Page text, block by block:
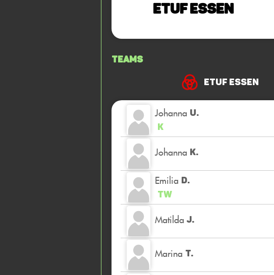
ETUF Essen
Teams
ETUF Essen
Johanna U.
K
Johanna K.
Emilia D.
TW
Matilda J.
Marina T.